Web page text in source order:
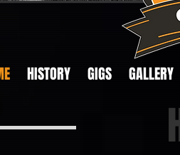
HISTORY GIGS GALLERY